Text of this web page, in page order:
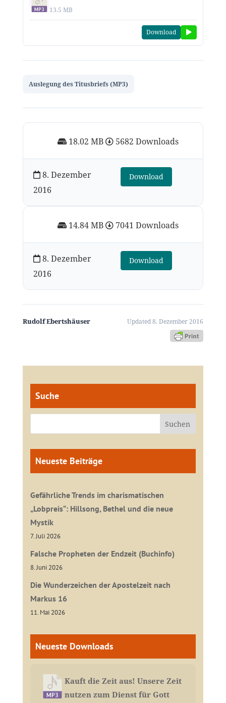
13.5 MB
Download
Auslegung des Titusbriefs (MP3)
18.02 MB 5682 Downloads
8. Dezember
2016
Download
14.84 MB 7041 Downloads
8. Dezember
2016
Download
Rudolf Ebertshäuser Updated 8. Dezember 2016
Suche
Neueste Beiträge
Gefährliche Trends im charismatischen
„Lobpreis“: Hillsong, Bethel und die neue
Mystik
7. Juli 2026
Falsche Propheten der Endzeit (Buchinfo)
8. Juni 2026
Die Wunderzeichen der Apostelzeit nach
Markus 16
11. Mai 2026
Neueste Downloads
Kauft die Zeit aus! Unsere Zeit
nutzen zum Dienst für Gott